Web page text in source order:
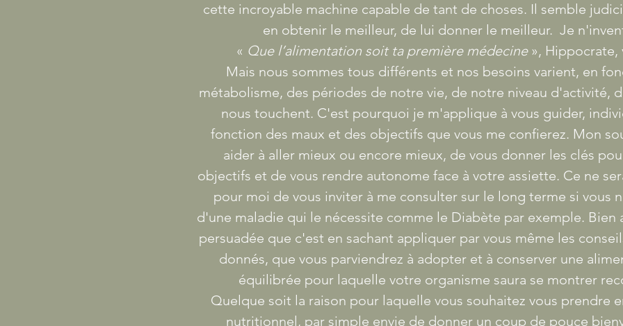
cette incroyable machine capable de tant de choses. Il semble
en obtenir le meilleur, de lui donner le meilleur. Je
« Que l’alimentation soit ta première médecine », Hippocrate,
Mais nous sommes tous différents et nos besoins varient, en
métabolisme, des périodes de notre vie, de notre niveau d'activité,
nous touchent. C'est pourquoi je m'applique à vous guider,
fonction des maux et des objectifs que vous me confierez. Mon
aider à aller mieux ou encore mieux, de vous donner les clés
objectifs et de vous rendre autonome face à votre assiette. Ce ne
pour moi de vous inviter à me consulter sur le long terme si vous
d'une maladie qui le nécessite comme le Diabète par exemple. Bien
persuadée que c'est en sachant appliquer par vous même les
donnés, que vous parviendrez à adopter et à conserver une
équilibrée pour laquelle votre organisme saura se montrer
Quelque soit la raison pour laquelle vous souhaitez vous prendre
nutritionnel, par simple envie de donner un coup de pouce